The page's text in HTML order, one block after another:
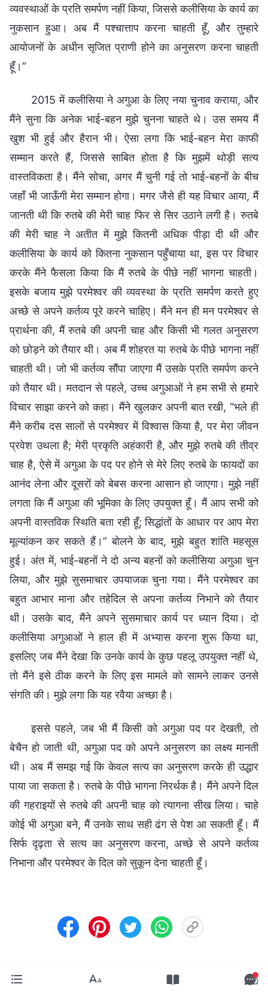
व्यवस्थाओं के प्रति समर्पण नहीं किया, जिससे कलीसिया के कार्य का
नुकसान हुआ। अब मैं पश्चात्ताप करना चाहती हूँ, और तुम्हारे
आयोजनों के अधीन सृजित प्राणी होने का अनुसरण करना चाहती
हूँ।”
2015 में कलीसिया ने अगुआ के लिए नया चुनाव कराया, और
मैंने सुना कि अनेक भाई-बहन मुझे चुनना चाहते थे। उस समय मैं
खुश भी हुई और हैरान भी। ऐसा लगा कि भाई-बहन मेरा काफी
सम्मान करते हैं, जिससे साबित होता है कि मुझमें थोड़ी सत्य
वास्तविकता है। मैंने सोचा, अगर मैं चुनी गई तो भाई-बहनों के बीच
जहाँ भी जाऊँगी मेरा सम्मान होगा। मगर जैसे ही यह विचार आया, मैं
जानती थी कि रुतबे की मेरी चाह फिर से सिर उठाने लगी है। रुतबे
की मेरी चाह ने अतीत में मुझे कितनी अधिक पीड़ा दी थी और
कलीसिया के कार्य को कितना नुकसान पहुँचाया था, इस पर विचार
करके मैंने फैसला किया कि मैं रुतबे के पीछे नहीं भागना चाहती।
इसके बजाय मुझे परमेश्वर की व्यवस्था के प्रति समर्पण करते हुए
अच्छे से अपने कर्तव्य पूरे करने चाहिए। मैंने मन ही मन परमेश्वर से
प्रार्थना की, मैं रुतबे की अपनी चाह और किसी भी गलत अनुसरण
को छोड़ने को तैयार थी। अब मैं शोहरत या रुतबे के पीछे भागना नहीं
चाहती थी। जो भी कर्तव्य सौंपा जाएगा मैं उसके प्रति समर्पण करने
को तैयार थी। मतदान से पहले, उच्च अगुआओं ने हम सभी से हमारे
विचार साझा करने को कहा। मैंने खुलकर अपनी बात रखी, “भले ही
मैंने करीब दस सालों से परमेश्वर में विश्वास किया है, पर मेरा जीवन
प्रवेश उथला है; मेरी प्रकृति अहंकारी है, और मुझे रुतबे की तीव्र
चाह है, ऐसे में अगुआ के पद पर होने से मेरे लिए रुतबे के फायदों का
आनंद लेना और दूसरों को बेबस करना आसान हो जाएगा। मुझे नहीं
लगता कि मैं अगुआ की भूमिका के लिए उपयुक्त हूँ। मैं आप सभी को
अपनी वास्तविक स्थिति बता रही हूँ; सिद्धांतों के आधार पर आप मेरा
मूल्यांकन कर सकते हैं।” बोलने के बाद, मुझे बहुत शांति महसूस
हुई। अंत में, भाई-बहनों ने दो अन्य बहनों को कलीसिया अगुआ चुन
लिया, और मुझे सुसमाचार उपयाजक चुना गया। मैंने परमेश्वर का
बहुत आभार माना और तहेदिल से अपना कर्तव्य निभाने को तैयार
थी। उसके बाद, मैंने अपने सुसमाचार कार्य पर ध्यान दिया। दो
कलीसिया अगुआओं ने हाल ही में अभ्यास करना शुरू किया था,
इसलिए जब मैंने देखा कि उनके कार्य के कुछ पहलू उपयुक्त नहीं थे,
तो मैंने इसे ठीक करने के लिए इस मामले को सामने लाकर उनसे
संगति की। मुझे लगा कि यह रवैया अच्छा है।
इससे पहले, जब भी मैं किसी को अगुआ पद पर देखती, तो
बेचैन हो जाती थी, अगुआ पद को अपने अनुसरण का लक्ष्य मानती
थी। अब मैं समझ गई कि केवल सत्य का अनुसरण करके ही उद्धार
पाया जा सकता है। रुतबे के पीछे भागना निरर्थक है। मैंने अपने दिल
की गहराइयों से रुतबे की अपनी चाह को त्यागना सीख लिया। चाहे
कोई भी अगुआ बने, मैं उनके साथ सही ढंग से पेश आ सकती हूँ। मैं
सिर्फ दृढ़ता से सत्य का अनुसरण करना, अच्छे से अपने कर्तव्य
निभाना और परमेश्वर के दिल को सुकून देना चाहती हूँ।
पिछला:
54. क्या पैसे से सचमुच खुशी मिलती है?